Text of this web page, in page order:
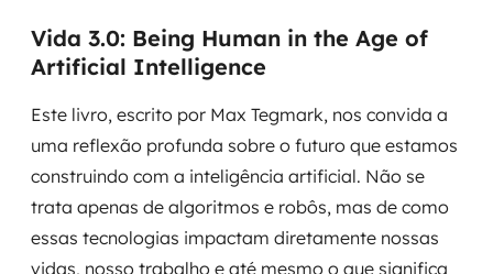
Vida 3.0: Being Human in the Age of
Artificial Intelligence
Este livro, escrito por Max Tegmark, nos convida a
uma reflexão profunda sobre o futuro que estamos
construindo com a inteligência artificial. Não se
trata apenas de algoritmos e robôs, mas de como
essas tecnologias impactam diretamente nossas
vidas, nosso trabalho e até mesmo o que significa